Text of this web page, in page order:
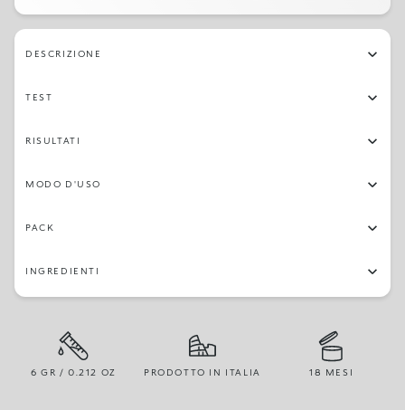
DESCRIZIONE
TEST
RISULTATI
MODO D'USO
PACK
INGREDIENTI
6 GR / 0.212 OZ PRODOTTO IN ITALIA 18 MESI